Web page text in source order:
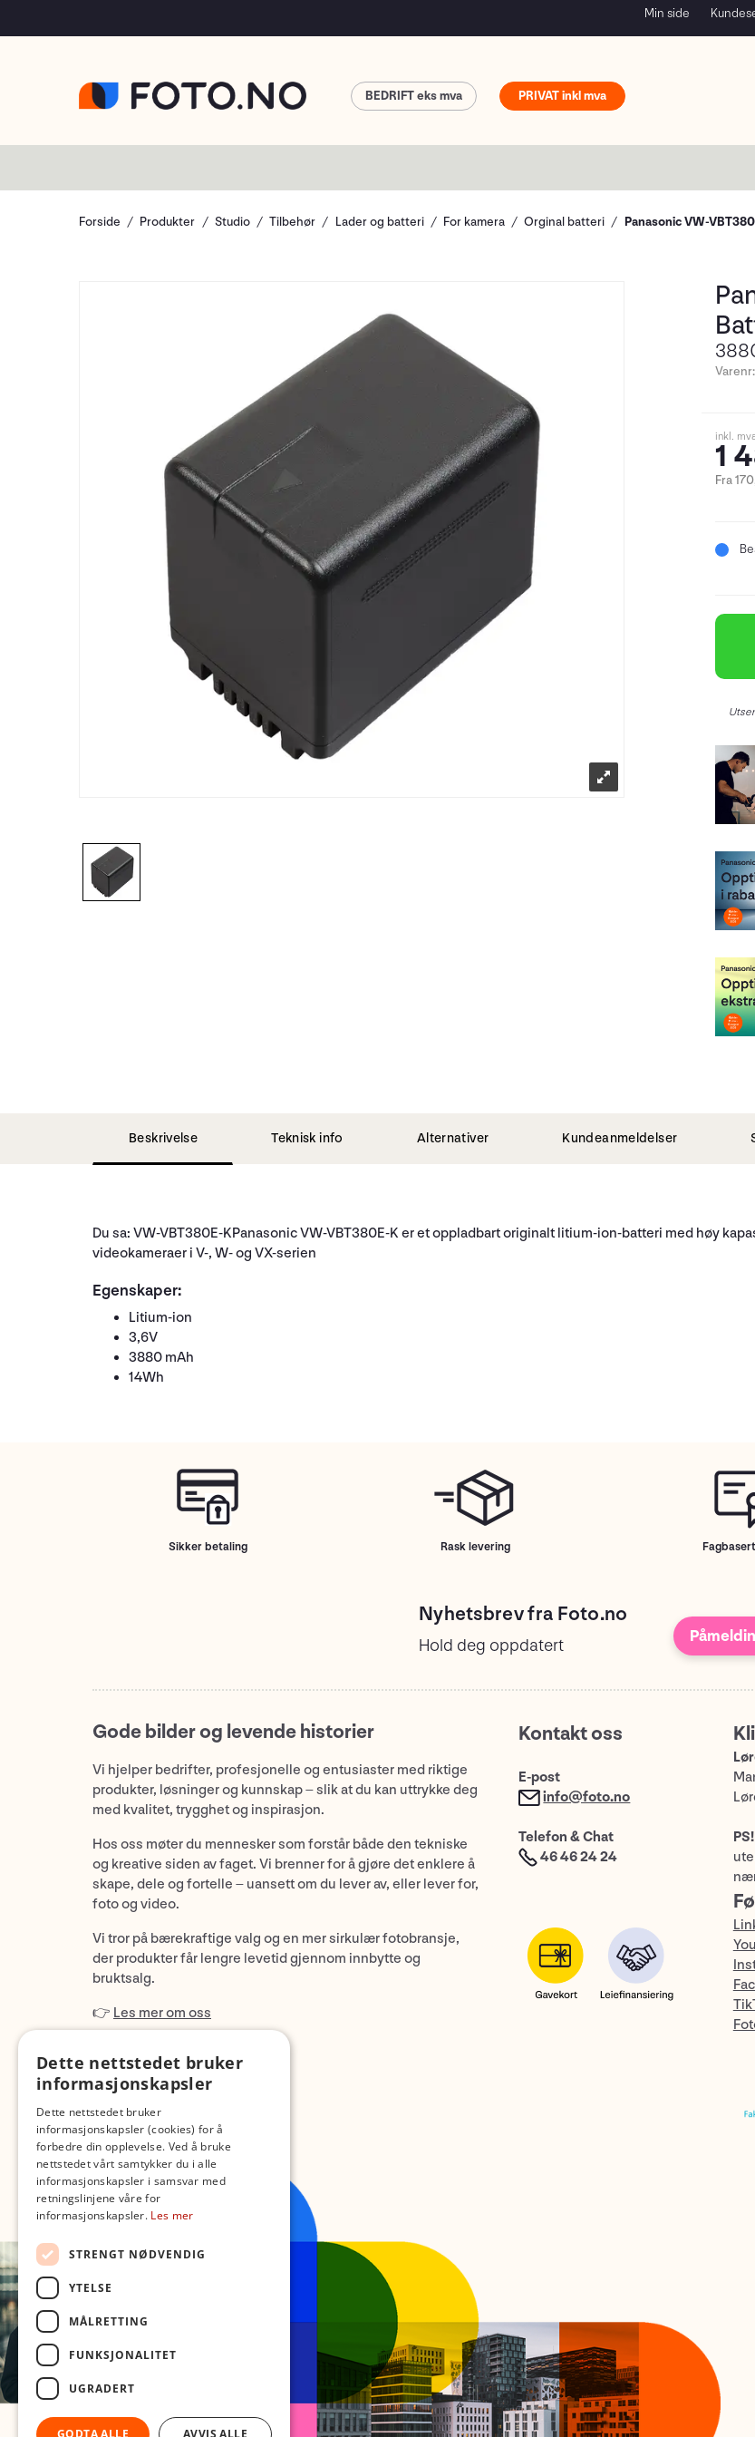
Min side
PRIVAT
BEDRIFT
Forside Produkter Studio Tilbehør Lader og batteri For kamera Orginal batteri Panasonic VW-
Varenr:
inkl.
1
Fra
Beskrivelse Teknisk info Alternativer Kundeanmeldelser
Du sa: VW-VBT380E-KPanasonic VW-VBT380E-K eret oppladbart originalt litium-ion-batteri med høy
videokameraer i V-, W- og VX-serien
Egenskaper:
Litium-ion
3,6V
3880 mAh
14Wh
Sikker betaling Rask levering
Nyhetsbrev fra Foto.no
Hold deg oppdatert
Gode bilder og levende historier
Vi hjelper bedrifter, profesjonelle og entusiaster med riktige
produkter, løsninger og kunnskap – slik at du kan uttrykke deg
med kvalitet, trygghet og inspirasjon.
Hos oss møter du mennesker som forstår både den tekniske
og kreative siden av faget. Vi brenner for å gjøre det enklere å
skape, dele og fortelle – uansett om du lever av, eller lever for,
foto og video.
Vi tror på bærekraftige valg og en mer sirkulær fotobransje,
der produkter får lengre levetid gjennom innbytte og
bruktsalg.
👉 Les mer om oss
Kontakt oss
E-post
info@foto.no
Telefon & Chat
46 46 24 24
PS!
Dette nettstedet bruker
informasjonskapsler
Dette nettstedet bruker
informasjonskapsler (cookies) for å
forbedre din opplevelse. Ved å bruke
nettstedet vårt samtykker du i alle
informasjonskapsler i samsvar med
retningslinjene våre for
informasjonskapsler. Les mer
STRENGT NØDVENDIG
YTELSE
MÅLRETTING
FUNKSJONALITET
UGRADERT
GODTA ALLE AVVIS ALLE